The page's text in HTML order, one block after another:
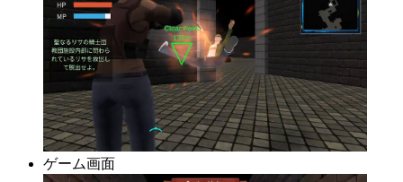
ゲーム画面